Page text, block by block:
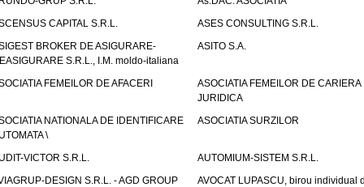
CAPITAL S.R.L.
ASES CONSULTING S.R.L.
BROKER DE ASIGURARE-
S.R.L., I.M. moldo-italiana
ASITO S.A.
FEMEILOR DE AFACERI
ASOCIATIA FEMEILOR DE CARIERA
JURIDICA
NATIONALA DE IDENTIFICARE
\
ASOCIATIA SURZILOR
VICTOR S.R.L.
AUTOMIUM-SISTEM S.R.L.
DESIGN S.R.L. - AGD GROUP
AVOCAT LUPASCU, birou individual